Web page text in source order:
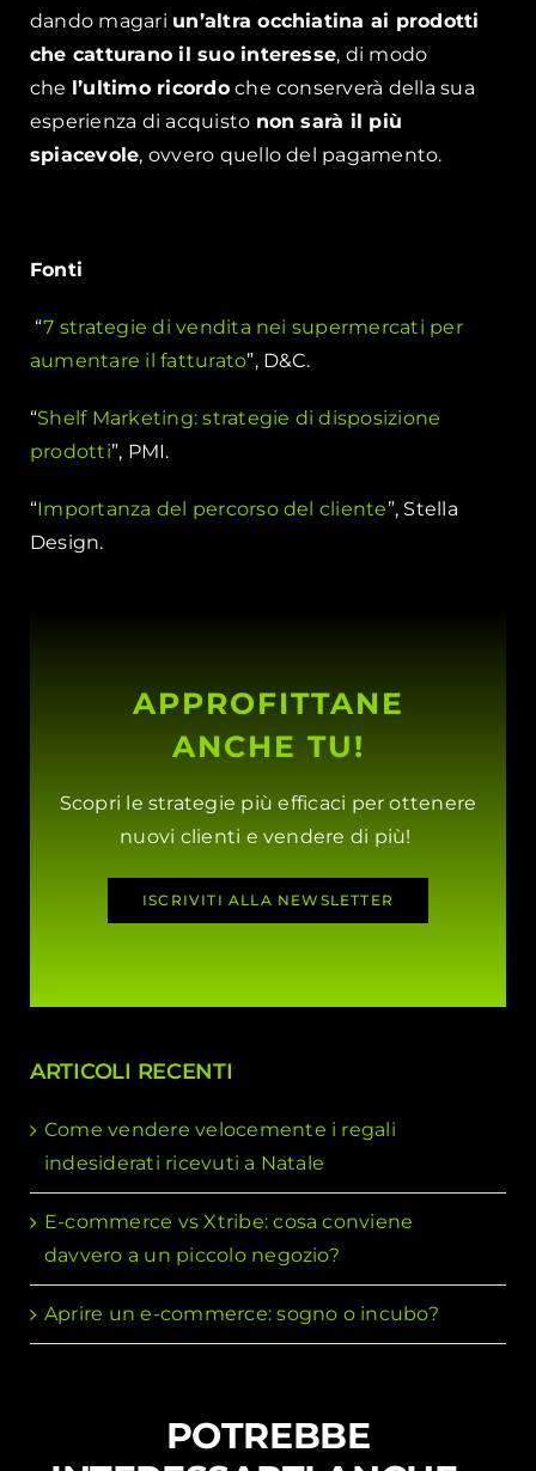
dando magari un’altra occhiatina ai prodotti
che catturano il suo interesse, di modo
che l’ultimo ricordoche conserverà della sua
esperienza di acquisto non sarà il più
spiacevole, ovvero quello del pagamento.
Fonti
“7 strategie di vendita nei supermercati per
aumentare il fatturato”, D&C.
“Shelf Marketing: strategie di disposizione
prodotti”, PMI.
“Importanza del percorso del cliente”, Stella
Design.
APPROFITTANE
ANCHE TU!
Scopri le strategie più efficaci per ottenere
nuovi clienti e vendere di più!
ISCRIVITI ALLA NEWSLETTER
ARTICOLI RECENTI
Come vendere velocemente i regali
indesiderati ricevuti a Natale
E-commerce vs Xtribe: cosa conviene
davvero a un piccolo negozio?
Aprire un e-commerce: sogno o incubo?
POTREBBE